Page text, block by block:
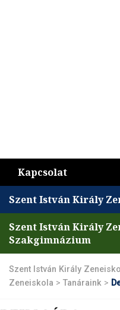
Kapcsolat
Szent István Király
Szent István Király
Szakgimnázium
Szent István Király
Zeneiskola > Tanáraink >